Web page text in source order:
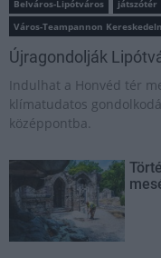
Belváros-Lipótváros
játszótér
Város-Teampannon
Újragondolják
Indulhat a Honvéd tér
klímatudatos
középpontba.